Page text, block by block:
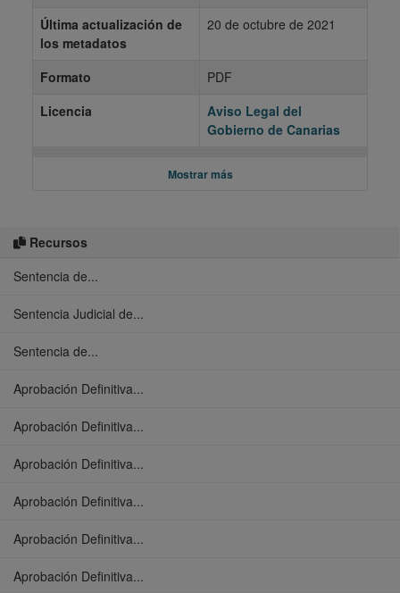
Recursos
Sentencia de...
Sentencia Judicial de...
Sentencia de...
Aprobación Definitiva...
Aprobación Definitiva...
Aprobación Definitiva...
Aprobación Definitiva...
Aprobación Definitiva...
Aprobación Definitiva...
Última actualización de
los metadatos
20 de octubre de 2021
Formato
PDF
Licencia
Aviso Legal del
Gobierno de Canarias
Mostrar más